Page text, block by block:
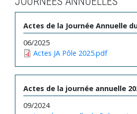
Actes de la Journée Annuelle
06/2025
Actes JA Pôle 2025.pdf
Actes de la journée annuelle
09/2024